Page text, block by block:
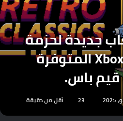
6 العاب جديدة لحزمة
Xbox Retro Classics المتوفرة
باس.
23 أقل من دقيقة